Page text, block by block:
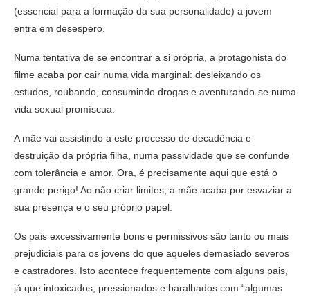
(essencial para a formação da sua personalidade) a jovem
entra em desespero.
Numa tentativa de se encontrar a si própria, a protagonista do
filme acaba por cair numa vida marginal: desleixando os
estudos, roubando, consumindo drogas e aventurando-se numa
vida sexual promíscua.
A mãe vai assistindo a este processo de decadência e
destruição da própria filha, numa passividade que se confunde
com tolerância e amor. Ora, é precisamente aqui que está o
grande perigo! Ao não criar limites, a mãe acaba por esvaziar a
sua presença e o seu próprio papel.
Os pais excessivamente bons e permissivos são tanto ou mais
prejudiciais para os jovens do que aqueles demasiado severos
e castradores. Isto acontece frequentemente com alguns pais,
já que intoxicados, pressionados e baralhados com “algumas